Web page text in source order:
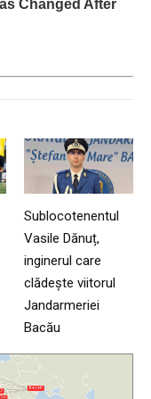
Sublocotenentul
Vasile Dănuț,
inginerul care
clădește viitorul
Jandarmeriei
Bacău